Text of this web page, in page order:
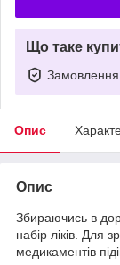
Що таке
Замовлення
Опис
Опис
Збираючись в
набір ліків. Для
медикаментів